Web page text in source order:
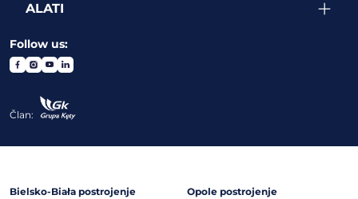
ALATI
Follow us:
Član:
Bielsko-Biała postrojenje Opole postrojenje